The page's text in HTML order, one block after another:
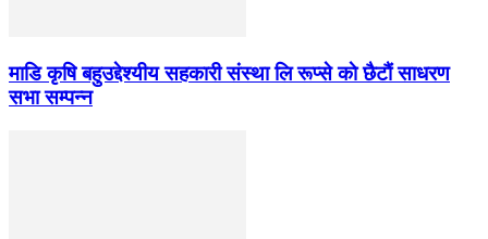
माडि कृषि बहुउद्देश्यीय सहकारी संस्था लि रूप्से काे छैटाैं साधरण
सभा सम्पन्न